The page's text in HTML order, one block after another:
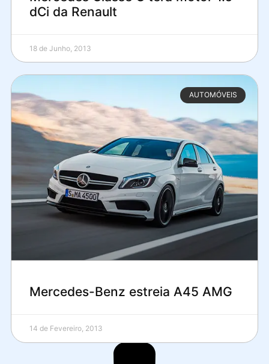
dCi da Renault
18 de Junho, 2013
AUTOMÓVEIS
Mercedes-Benz estreia A45 AMG
14 de Fevereiro, 2013